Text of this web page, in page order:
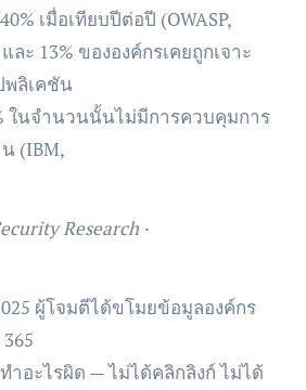
เมื่อเทียบปีต่อปี (OWASP,
ละ 13% ขององค์กรเคยถูกเจาะ
พลิเคชัน
ในจำนวนนั้นไม่มีการควบคุมการ
(IBM,
Research ·
ผู้โจมตีได้ขโมยข้อมูลองค์กร
ำอะไรผิด — ไม่ได้คลิกลิงก์ ไม่ได้